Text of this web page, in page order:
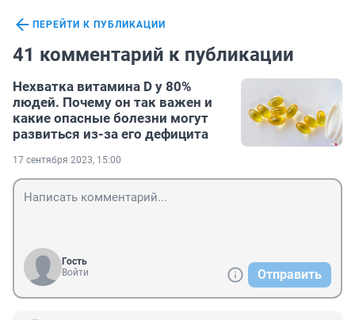
ПЕРЕЙТИ К ПУБЛИКАЦИИ
41 комментарий к публикации
Нехватка витамина D у 80%
людей. Почему он так важен и
какие опасные болезни могут
развиться из-за его дефицита
17 сентября 2023, 15:00
Гость
Войти
Отправить